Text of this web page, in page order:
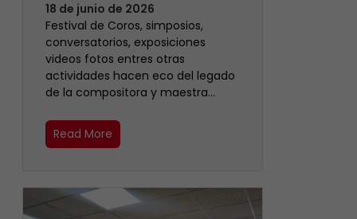
18 de junio de 2026
Festival de Coros, simposios,
conversatorios, exposiciones
videos fotos entres otras
actividades hacen eco del legado
de la compositora y maestra…
Read More